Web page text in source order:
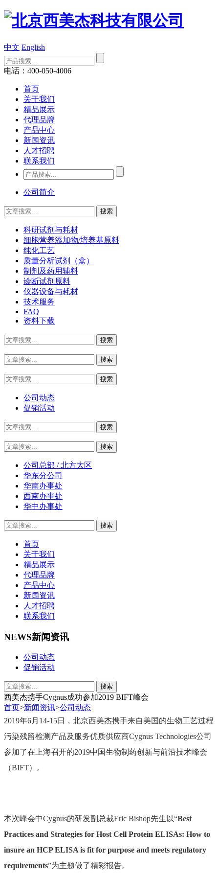
中文 English
电话：400-050-4006
首页
关于我们
精品展示
代理品牌
产品中心
新闻资讯
人才招聘
联系我们
公司简介
科研试剂与耗材
细胞营养添加物/培养基原料
纯化工艺
质量分析试剂（盒）
制剂及药用辅料
诊断试剂原料
仪器设备与耗材
技术服务
FAQ
资料下载
公司动态
促销活动
公司总部 / 北方大区
华东分公司
华南办事处
西南办事处
华中办事处
首页
关于我们
精品展示
代理品牌
产品中心
新闻资讯
人才招聘
联系我们
NEWS新闻资讯
公司动态
促销活动
西美杰携手Cygnus成功参加2019 BIFT峰会
首页>新闻资讯>公司动态
2019年6月14-15日，北京西美杰携手来自美国的生物工艺过程
污染残留检测产品及服务优质供应商Cygnus Technologies公司
参加了在上海召开的2019中国生物制药创新与前沿技术峰会
（BIFT）。
本次峰会中Cygnus的研发副总裁Eric Bishop先生以“Best
Practices and Strategies for Host Cell Protein ELISAs: How to
insure an HCP ELISA is fit for purpose and meets regulatory
requirements”为主题做了精彩报告。